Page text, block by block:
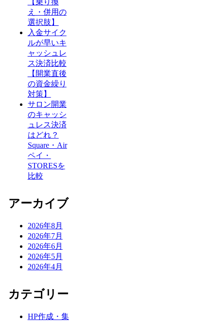
【乗り換
え・併用の
選択肢】
入金サイク
ルが早いキ
ャッシュレ
ス決済比較
【開業直後
の資金繰り
対策】
サロン開業
のキャッシ
ュレス決済
はどれ？
Square・Air
ペイ・
STORESを
比較
アーカイブ
2026年8月
2026年7月
2026年6月
2026年5月
2026年4月
カテゴリー
HP作成・集